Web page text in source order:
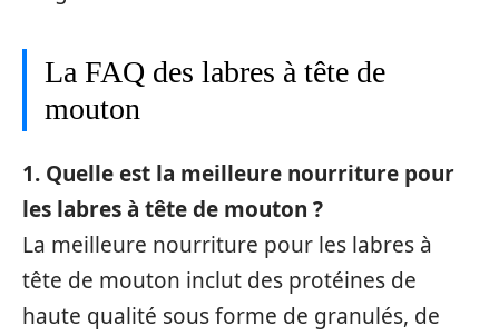
La FAQ des labres à tête de
mouton
1. Quelle est la meilleure nourriture pour
les labres à tête de mouton ?
La meilleure nourriture pour les labres à
tête de mouton inclut des protéines de
haute qualité sous forme de granulés, de